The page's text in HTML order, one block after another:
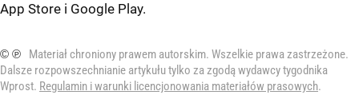
App Store i Google Play.
© ℗
Materiał chroniony prawem autorskim. Wszelkie prawa zastrzeżone.
Dalsze rozpowszechnianie artykułu tylko za zgodą wydawcy tygodnika
Wprost. Regulamin i warunki licencjonowania materiałów prasowych.